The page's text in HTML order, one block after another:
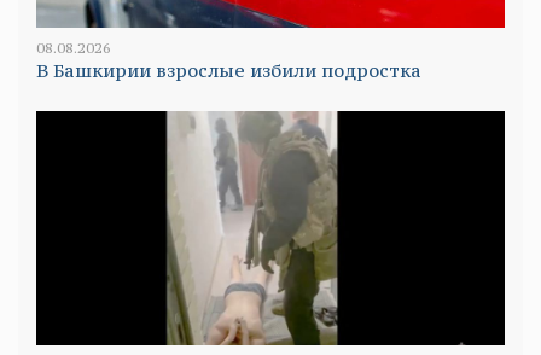
08.08.2026
В Башкирии взрослые избили подростка